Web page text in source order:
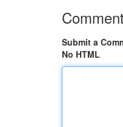
Submit a
No HTML